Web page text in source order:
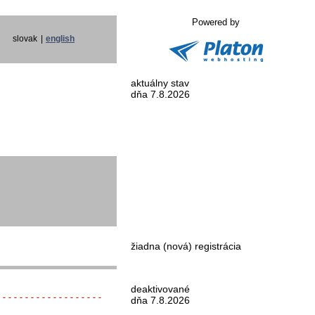
slovak english
Powered by
aktuálny stav
dňa 7.8.2026
žiadna (nová) registrácia
deaktivované
dňa 7.8.2026